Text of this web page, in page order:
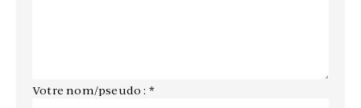
Votre nom/pseudo : *